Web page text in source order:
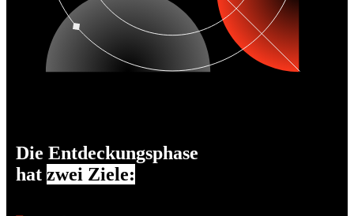
Die Entdeckungsphase
hat zwei Ziele: